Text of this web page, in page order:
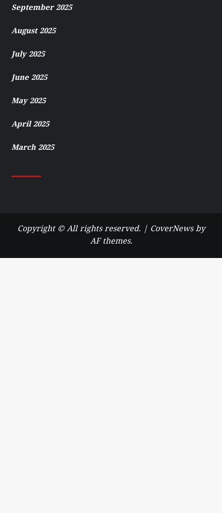
September 2025
August 2025
July 2025
June 2025
May 2025
April 2025
March 2025
Copyright © All rights reserved. | CoverNewsby
AF themes.